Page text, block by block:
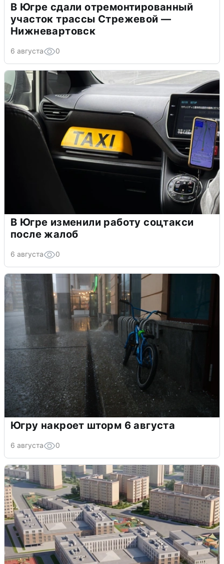
В Югре сдали отремонтированный
участок трассы Стрежевой —
Нижневартовск
6 августа 0
В Югре изменили работу соцтакси
после жалоб
6 августа 0
Югру накроет шторм 6 августа
6 августа 0